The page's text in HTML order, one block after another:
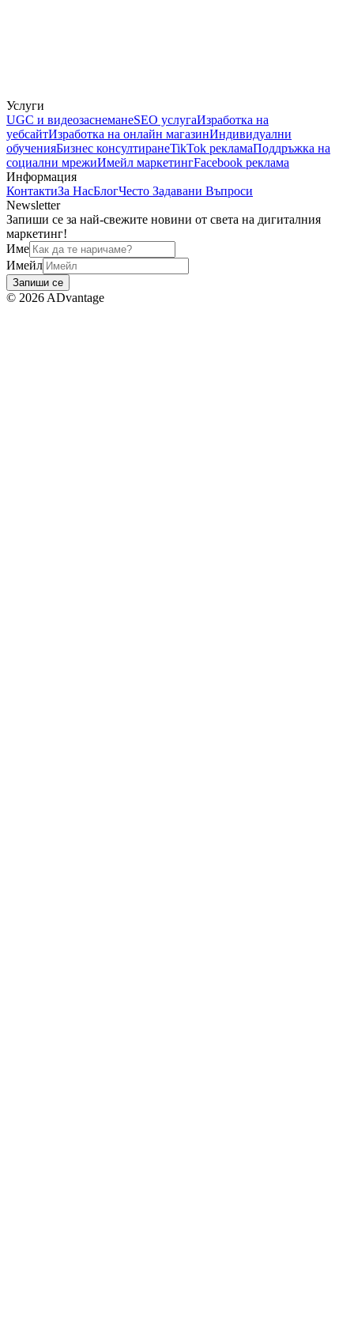
Услуги
UGC и видеозаснеманеSEO услугаИзработка на
уебсайтИзработка на онлайн магазинИндивидуални
обученияБизнес консултиранеTikTok рекламаПоддръжка на
социални мрежиИмейл маркетингFacebook реклама
Информация
КонтактиЗа НасБлогЧесто Задавани Въпроси
Newsletter
Запиши се за най-свежите новини от света на дигиталния
маркетинг!
Име
Имейл
Запиши се
© 2026 ADvantage